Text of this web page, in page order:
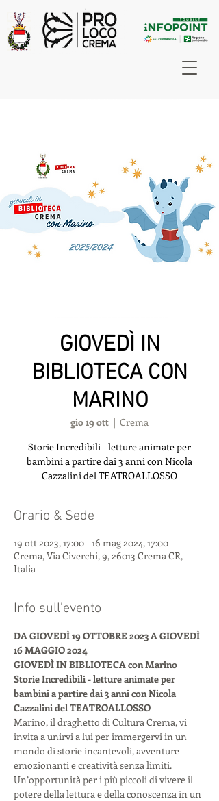
GIOVEDÌ IN
BIBLIOTECA CON
MARINO
gio 19 ott
  |
Crema
Storie Incredibili - letture animate per
bambini a partire dai 3 anni con Nicola
Cazzalini del TEATROALLOSSO
Orario & Sede
19 ott 2023, 17:00 – 16 mag 2024, 17:00
Crema, Via Civerchi, 9, 26013 Crema CR,
Italia
Info sull'evento
DA GIOVEDÌ 19 OTTOBRE 2023 A GIOVEDÌ
16 MAGGIO 2024
GIOVEDÌ IN BIBLIOTECA con Marino
Storie Incredibili - letture animate per
bambini a partire dai 3 anni con Nicola
Cazzalini del TEATROALLOSSO
Marino, il draghetto di Cultura Crema, vi
invita a unirvi a lui per immergervi in un
mondo di storie incantevoli, avventure
emozionanti e creatività senza limiti.
Un’opportunità per i più piccoli di vivere il
potere della lettura e della conoscenza in un